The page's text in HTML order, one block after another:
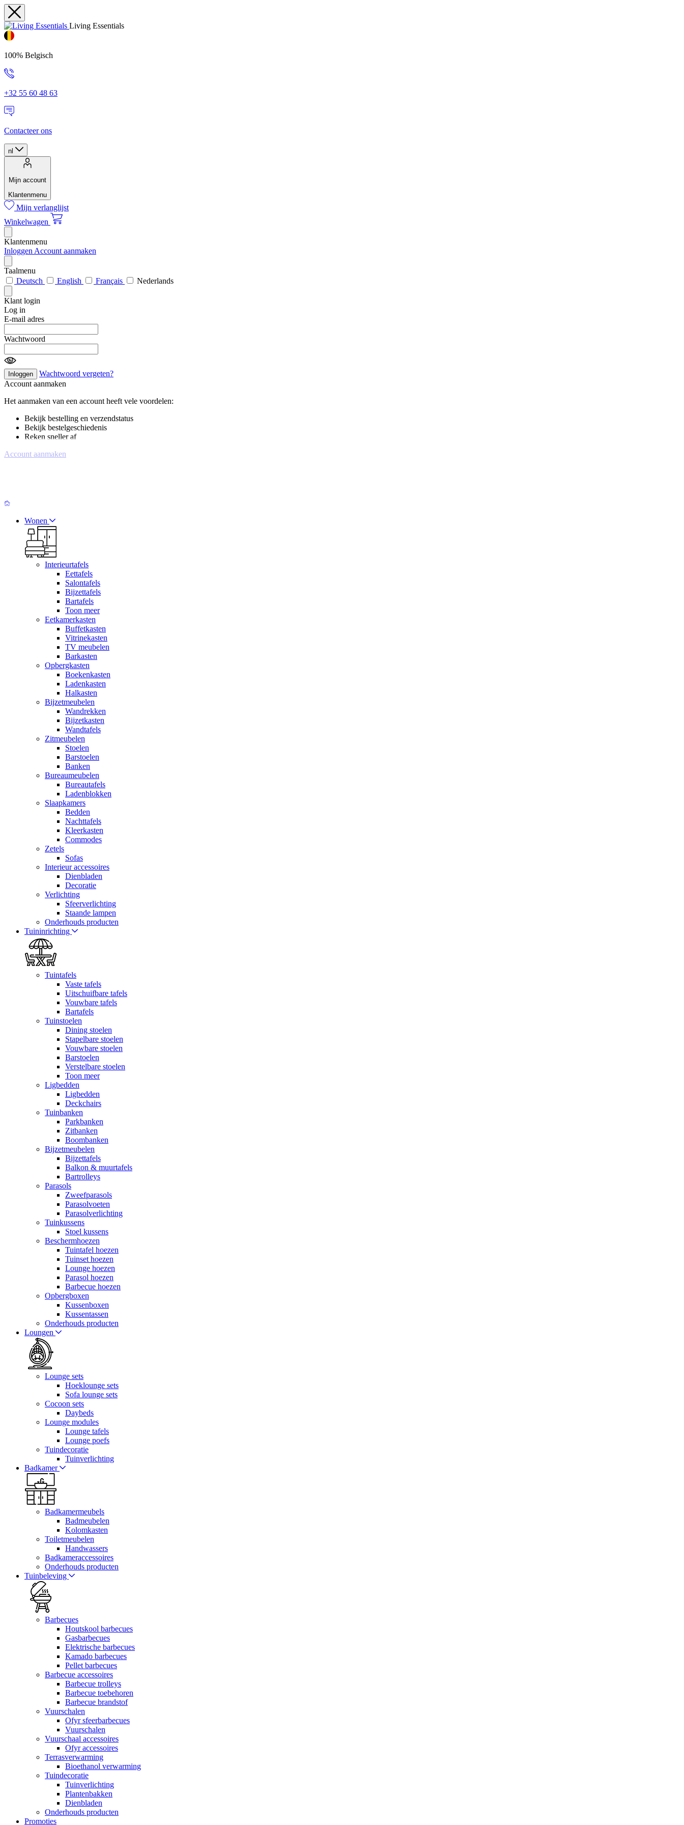
Living Essentials
100% Belgisch
+32 55 60 48 63
Contacteer ons
nl
Mijn account
Klantenmenu
Mijn verlanglijst
Winkelwagen
Klantenmenu
Inloggen Account aanmaken
Taalmenu
Deutsch
English Français Nederlands
Klant login
Log in
E-mail adres
Wachtwoord
Inloggen
Wachtwoord vergeten?
Account aanmaken
Het aanmaken van een account heeft vele voordelen:
Bekijk bestelling en verzendstatus
Bekijk bestelgeschiedenis
Reken sneller af
Account aanmaken
Wonen
Interieurtafels
Eettafels
Salontafels
Bijzettafels
Bartafels
Toon meer
Eetkamerkasten
Buffetkasten
Vitrinekasten
TV meubelen
Barkasten
Opbergkasten
Boekenkasten
Ladenkasten
Halkasten
Bijzetmeubelen
Wandrekken
Bijzetkasten
Wandtafels
Zitmeubelen
Stoelen
Barstoelen
Banken
Bureaumeubelen
Bureautafels
Ladenblokken
Slaapkamers
Bedden
Nachttafels
Kleerkasten
Commodes
Zetels
Sofas
Interieur accessoires
Dienbladen
Decoratie
Verlichting
Sfeerverlichting
Staande lampen
Onderhouds producten
Tuininrichting
Tuintafels
Vaste tafels
Uitschuifbare tafels
Vouwbare tafels
Bartafels
Tuinstoelen
Dining stoelen
Stapelbare stoelen
Vouwbare stoelen
Barstoelen
Verstelbare stoelen
Toon meer
Ligbedden
Ligbedden
Deckchairs
Tuinbanken
Parkbanken
Zitbanken
Boombanken
Bijzetmeubelen
Bijzettafels
Balkon & muurtafels
Bartrolleys
Parasols
Zweefparasols
Parasolvoeten
Parasolverlichting
Tuinkussens
Stoel kussens
Beschermhoezen
Tuintafel hoezen
Tuinset hoezen
Lounge hoezen
Parasol hoezen
Barbecue hoezen
Opbergboxen
Kussenboxen
Kussentassen
Onderhouds producten
Loungen
Lounge sets
Hoeklounge sets
Sofa lounge sets
Cocoon sets
Daybeds
Lounge modules
Lounge tafels
Lounge poefs
Tuindecoratie
Tuinverlichting
Badkamer
Badkamermeubels
Badmeubelen
Kolomkasten
Toiletmeubelen
Handwassers
Badkameraccessoires
Onderhouds producten
Tuinbeleving
Barbecues
Houtskool barbecues
Gasbarbecues
Elektrische barbecues
Kamado barbecues
Pellet barbecues
Barbecue accessoires
Barbecue trolleys
Barbecue toebehoren
Barbecue brandstof
Vuurschalen
Ofyr sfeerbarbecues
Vuurschalen
Vuurschaal accessoires
Ofyr accessoires
Terrasverwarming
Bioethanol verwarming
Tuindecoratie
Tuinverlichting
Plantenbakken
Dienbladen
Onderhouds producten
Promoties